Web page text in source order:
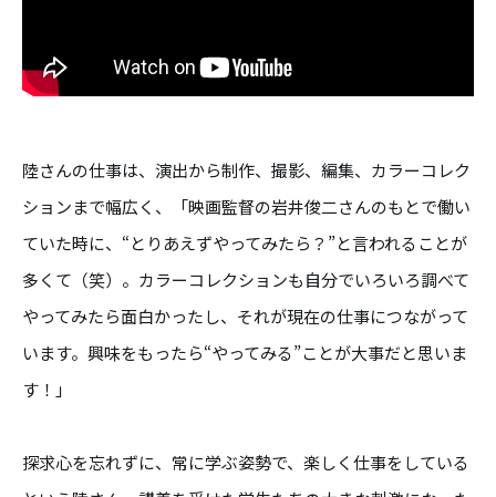
陸さんの仕事は、演出から制作、撮影、編集、カラーコレク
ションまで幅広く、「映画監督の岩井俊二さんのもとで働い
ていた時に、“とりあえずやってみたら？”と言われることが
多くて（笑）。カラーコレクションも自分でいろいろ調べて
やってみたら面白かったし、それが現在の仕事につながって
います。興味をもったら“やってみる”ことが大事だと思いま
す！」
探求心を忘れずに、常に学ぶ姿勢で、楽しく仕事をしている